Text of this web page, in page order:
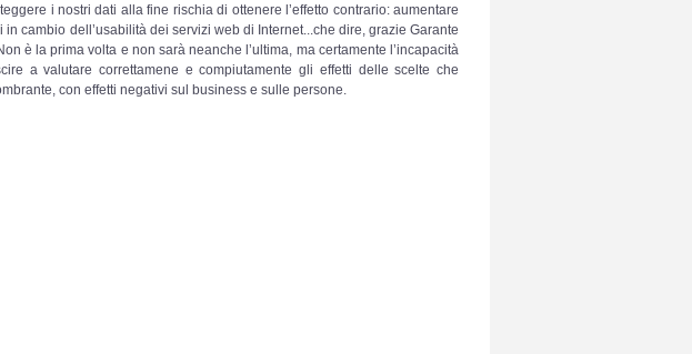
i nostri dati alla fine rischia di ottenere l’effetto contrario: aumentare
cambio dell’usabilità dei servizi web di Internet...che dire, grazie Garante
è la prima volta e non sarà neanche l’ultima, ma certamente l’incapacità
a valutare correttamene e compiutamente gli effetti delle scelte che
con effetti negativi sul business e sulle persone.